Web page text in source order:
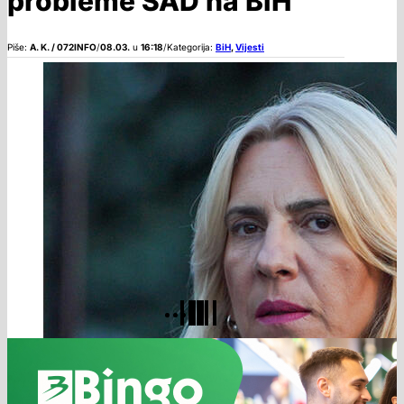
Piše: A. K. / 072INFO/08.03. u 16:18/Kategorija: BiH,Vijesti